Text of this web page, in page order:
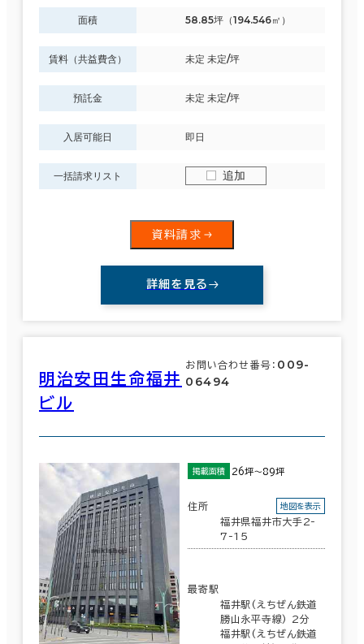
面積 58.85坪（194.546㎡）
賃料（共益費含） 未定 未定/坪
預託金 未定 未定/坪
入居可能日 即日
一括請求リスト 追加
資料請求
詳細を見る
明治安田生命福井
ビル
お問い合わせ番号： 009-
06494
掲載面積 26坪～89坪
住所
福井県福井市大手2-
7-15
地図を表示
最寄駅
福井駅(えちぜん鉄道
勝山永平寺線) 2分
福井駅(えちぜん鉄道
新潟県
富山県 (124)
石川県 (156)
福井県 (35)
坪数 人数
賃料選択（共益費含）
～
3分以内
入居可能時期
即入居可能
3か月以内
６か月以内